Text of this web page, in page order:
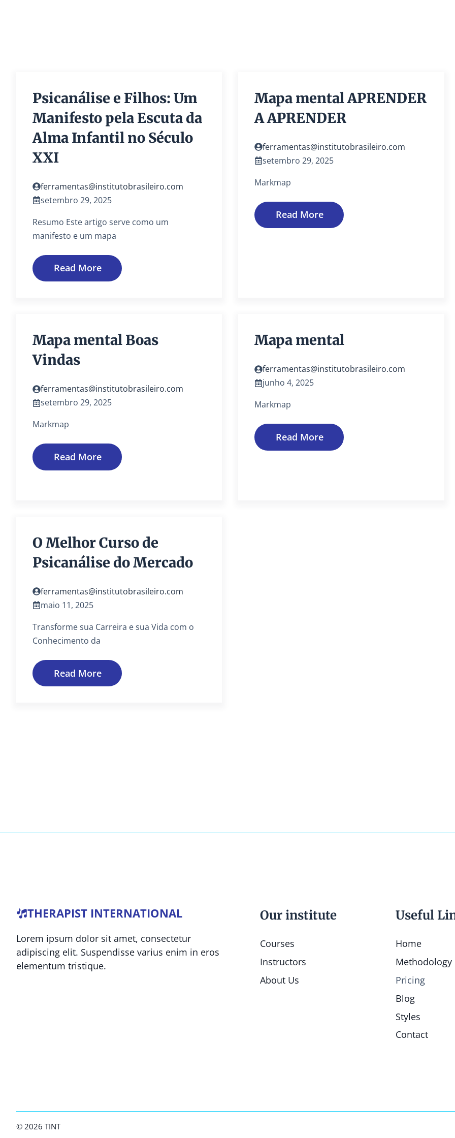
Psicanálise e Filhos: Um
Manifesto pela Escuta da
Alma Infantil no Século
XXI
ferramentas@institutobrasileiro.com
setembro 29, 2025
Resumo Este artigo serve como um
manifesto e um mapa
Read More
Mapa mental APRENDER
A APRENDER
ferramentas@institutobrasileiro.com
setembro 29, 2025
Markmap
Read More
Mapa mental Boas
Vindas
ferramentas@institutobrasileiro.com
setembro 29, 2025
Markmap
Read More
Mapa mental
ferramentas@institutobrasileiro.com
junho 4, 2025
Markmap
Read More
O Melhor Curso de
Psicanálise do Mercado
ferramentas@institutobrasileiro.com
maio 11, 2025
Transforme sua Carreira e sua Vida com o
Conhecimento da
Read More
THERAPIST INTERNATIONAL
Lorem ipsum dolor sit amet, consectetur
adipiscing elit. Suspendisse varius enim in eros
elementum tristique.
Our institute
Courses
Instructors
About Us
Useful
Home
Methodology
Pricing
Blog
Styles
Contact
© 2026 TINT